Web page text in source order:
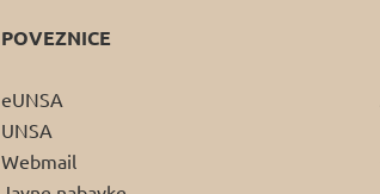
POVEZNICE
eUNSA
UNSA
Webmail